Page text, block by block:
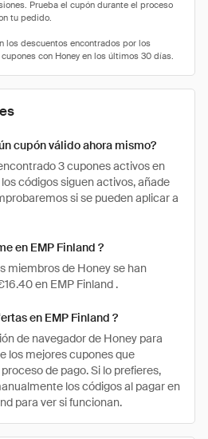
cupón válido ahora mismo?
3 cupones activos en
los códigos siguen activos, añade
si se pueden aplicar a
en EMP Finland ?
miembros de Honey se han
en EMP Finland .
en EMP Finland ?
de navegador de Honey para
los mejores cupones que
de pago. Si lo prefieres,
los códigos al pagar en
para ver si funcionan.